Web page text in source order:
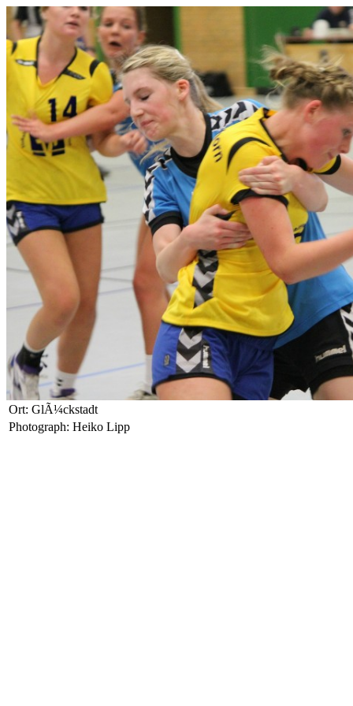
Ort: GlÃ¼ckstadt
Photograph: Heiko Lipp